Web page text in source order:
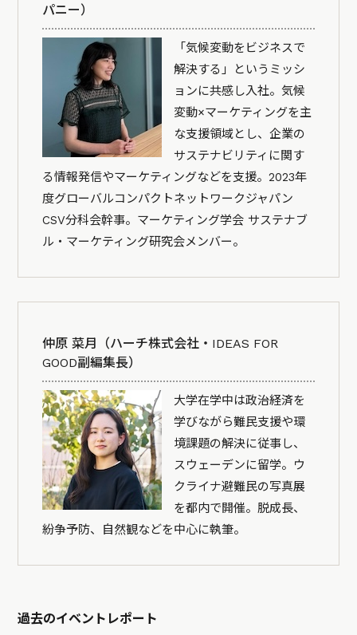
パニー）
「気候変動をビジネスで
解決する」というミッシ
ョンに共感し入社。気候
変動×マーケティングを主
な支援領域とし、企業の
サステナビリティに関す
る情報発信やマーケティングなどを支援。2023年
度グローバルコンパクトネットワークジャパン
CSV分科会幹事。マーケティング学会 サステナブ
ル・マーケティング研究会メンバー。
仲原 菜月（ハーチ株式会社・IDEAS FOR
GOOD副編集長）
大学在学中は政治経済を
学びながら難民支援や環
境課題の解決に従事し、
スウェーデンに留学。ウ
クライナ避難民の写真展
を都内で開催。脱成長、
紛争予防、自然観などを中心に執筆。
過去のイベントレポート